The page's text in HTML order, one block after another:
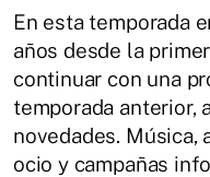
En esta temporada
años desde la
continuar con una
temporada anterior,
novedades. Música,
ocio y campañas